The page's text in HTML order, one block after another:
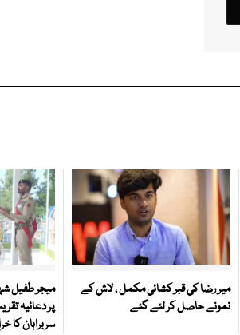
میر رضا کی قبر کشائی مکمل ، لاش کے
نمونے حاصل کر لئے گئے
پر دعائیہ
سربراہان کا